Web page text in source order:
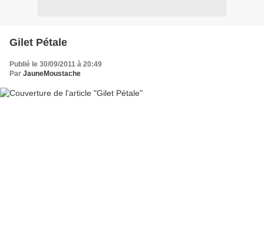
Gilet Pétale
Publié le 30/09/2011 à 20:49
Par JauneMoustache